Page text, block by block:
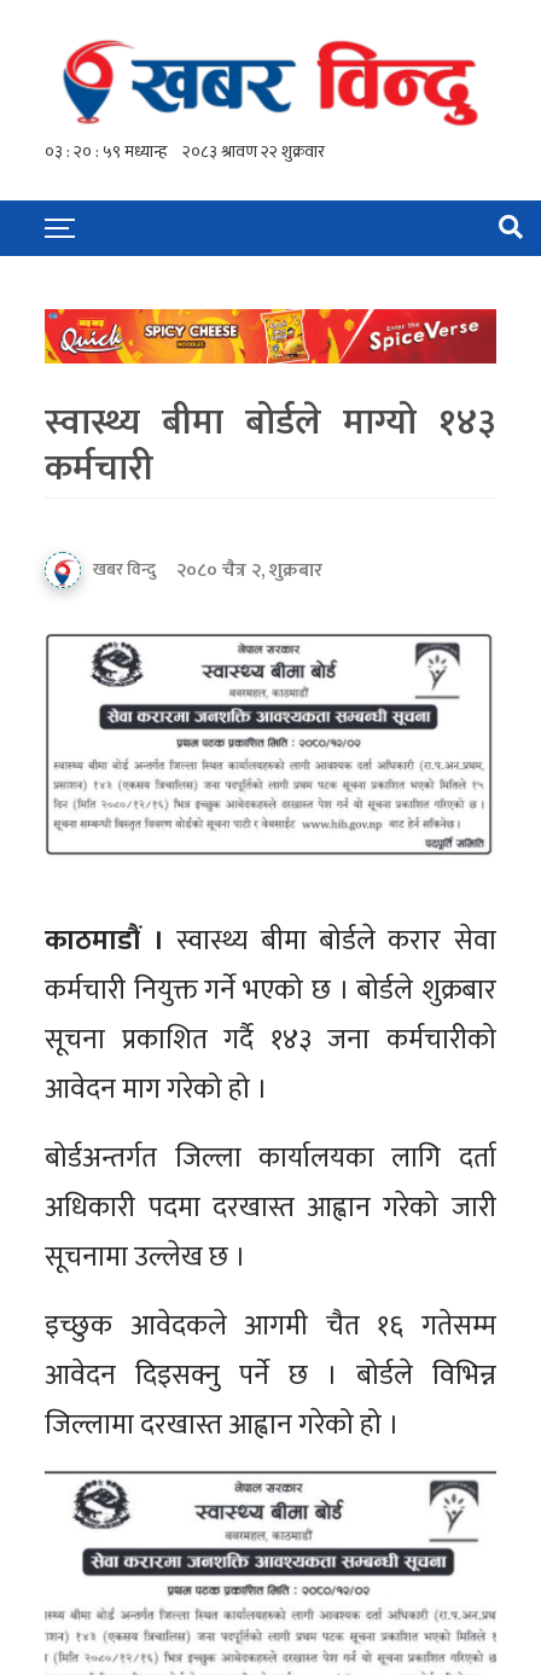
स्वास्थ्य बीमा बोर्डले माग्यो १४३
कर्मचारी
खबर विन्दु २०८० चैत्र २, शुक्रबार
काठमाडौं । स्वास्थ्य बीमा बोर्डले करार सेवा
कर्मचारी नियुक्त गर्ने भएको छ । बोर्डले शुक्रबार
सूचना प्रकाशित गर्दै १४३ जना कर्मचारीको
आवेदन माग गरेको हो ।
बोर्डअन्तर्गत जिल्ला कार्यालयका लागि दर्ता
अधिकारी पदमा दरखास्त आह्वान गरेको जारी
सूचनामा उल्लेख छ ।
इच्छुक आवेदकले आगमी चैत १६ गतेसम्म
आवेदन दिइसक्नु पर्ने छ । बोर्डले विभिन्न
जिल्लामा दरखास्त आह्वान गरेको हो ।